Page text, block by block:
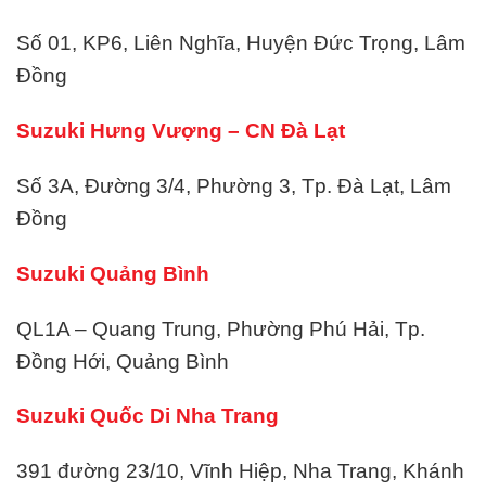
Số 01, KP6, Liên Nghĩa, Huyện Đức Trọng, Lâm
Đồng
Suzuki Hưng Vượng – CN Đà Lạt
Số 3A, Đường 3/4, Phường 3, Tp. Đà Lạt, Lâm
Đồng
Suzuki Quảng Bình
QL1A – Quang Trung, Phường Phú Hải, Tp.
Đồng Hới, Quảng Bình
Suzuki Quốc Di Nha Trang
391 đường 23/10, Vĩnh Hiệp, Nha Trang, Khánh